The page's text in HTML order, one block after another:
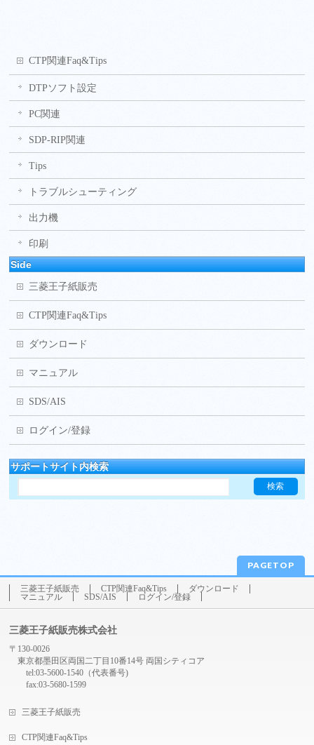
CTP関連Faq&Tips
DTPソフト設定
PC関連
SDP-RIP関連
Tips
トラブルシューティング
出力機
印刷
Side
三菱王子紙販売
CTP関連Faq&Tips
ダウンロード
マニュアル
SDS/AIS
ログイン/登録
サポートサイト内検索
PAGETOP
三菱王子紙販売 CTP関連Faq&Tips
ダウンロード
マニュアル
SDS/AIS ログイン/登録
三菱王子紙販売株式会社
〒130-0026
東京都墨田区両国二丁目10番14号 両国シティコア
tel:03-5600-1540（代表番号)
fax:03-5680-1599
三菱王子紙販売
CTP関連Faq&Tips